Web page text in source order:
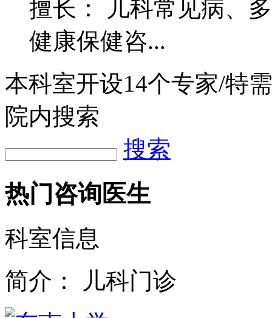
擅长： 儿科常见病、
健康保健咨...
本科室开设14个专家/特
院内搜索
搜索
热门咨询医生
科室信息
简介：
儿科门诊